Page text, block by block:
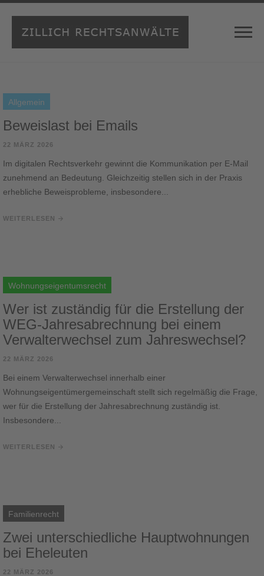
Allgemein
Beweislast bei Emails
22 MÄRZ 2026
Im digitalen Rechtsverkehr gewinnt die Kommunikation per E-Mail
zunehmend an Bedeutung. Gleichzeitig stellen sich in der Praxis
erhebliche Beweisprobleme, insbesondere...
WEITERLESEN
Wohnungseigentumsrecht
Wer ist zuständig für die Erstellung der
WEG-Jahresabrechnung bei einem
Verwalterwechsel zum Jahreswechsel?
22 MÄRZ 2026
Bei einem Verwalterwechsel innerhalb einer
Wohnungseigentümergemeinschaft stellt sich regelmäßig die Frage,
wer für die Erstellung der Jahresabrechnung zuständig ist.
Insbesondere...
WEITERLESEN
Familienrecht
Zwei unterschiedliche Hauptwohnungen
bei Eheleuten
22 MÄRZ 2026